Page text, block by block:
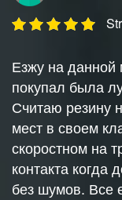
Езжу на данной
покупал была
Считаю резину
мест в своем
скоростном на
контакта когда
без шумов. Все